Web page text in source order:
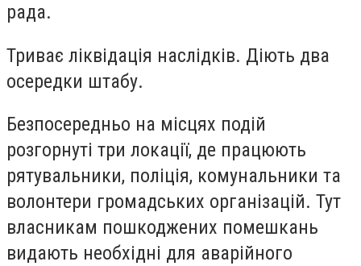
рада.
Триває ліквідація наслідків. Діють два
осередки штабу.
Безпосередньо на місцях подій
розгорнуті три локації, де працюють
рятувальники, поліція, комунальники та
волонтери громадських організацій. Тут
власникам пошкоджених помешкань
видають необхідні для аварійного